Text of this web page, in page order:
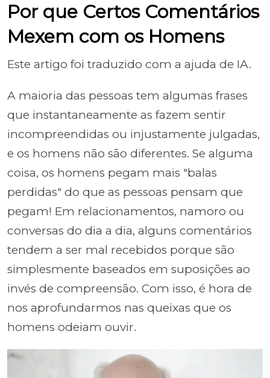
Por que Certos Comentários
Mexem com os Homens
Este artigo foi traduzido com a ajuda de IA.
A maioria das pessoas tem algumas frases
que instantaneamente as fazem sentir
incompreendidas ou injustamente julgadas,
e os homens não são diferentes. Se alguma
coisa, os homens pegam mais "balas
perdidas" do que as pessoas pensam que
pegam! Em relacionamentos, namoro ou
conversas do dia a dia, alguns comentários
tendem a ser mal recebidos porque são
simplesmente baseados em suposições ao
invés de compreensão. Com isso, é hora de
nos aprofundarmos nas queixas que os
homens odeiam ouvir.